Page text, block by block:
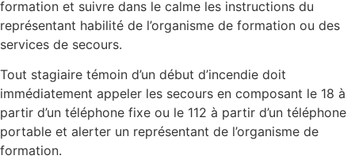
formation et suivre dans le calme les instructions du
représentant habilité de l’organisme de formation ou des
services de secours.
Tout stagiaire témoin d’un début d’incendie doit
immédiatement appeler les secours en composant le 18 à
partir d’un téléphone fixe ou le 112 à partir d’un téléphone
portable et alerter un représentant de l’organisme de
formation.